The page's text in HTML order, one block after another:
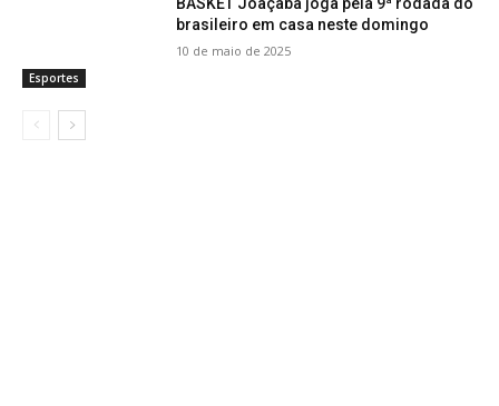
Esportes
brasileiro em casa neste domingo
10 de maio de 2025